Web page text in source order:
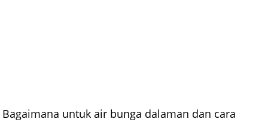
Bagaimana untuk air bunga dalaman dan cara